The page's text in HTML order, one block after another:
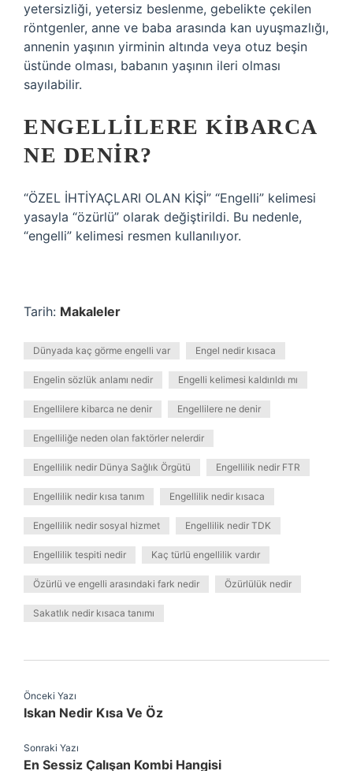
yetersizliği, yetersiz beslenme, gebelikte çekilen
röntgenler, anne ve baba arasında kan uyuşmazlığı,
annenin yaşının yirminin altında veya otuz beşin
üstünde olması, babanın yaşının ileri olması
sayılabilir.
ENGELLILERE KIBARCA
NE DENIR?
“ÖZEL İHTİYAÇLARI OLAN KİŞİ” “Engelli” kelimesi
yasayla “özürlü” olarak değiştirildi. Bu nedenle,
“engelli” kelimesi resmen kullanılıyor.
Tarih: Makaleler
Dünyada kaç görme engelli var Engel nedir kısaca
Engelin sözlük anlamı nedir Engelli kelimesi kaldırıldı mı
Engellilere kibarca ne denir Engellilere ne denir
Engelliliğe neden olan faktörler nelerdir
Engellilik nedir Dünya Sağlık Örgütü Engellilik nedir FTR
Engellilik nedir kısa tanım Engellilik nedir kısaca
Engellilik nedir sosyal hizmet Engellilik nedir TDK
Engellilik tespiti nedir Kaç türlü engellilik vardır
Özürlü ve engelli arasındaki fark nedir Özürlülük nedir
Sakatlık nedir kısaca tanımı
Önceki Yazı
Iskan Nedir Kısa Ve Öz
Sonraki Yazı
En Sessiz Çalışan Kombi Hangisi